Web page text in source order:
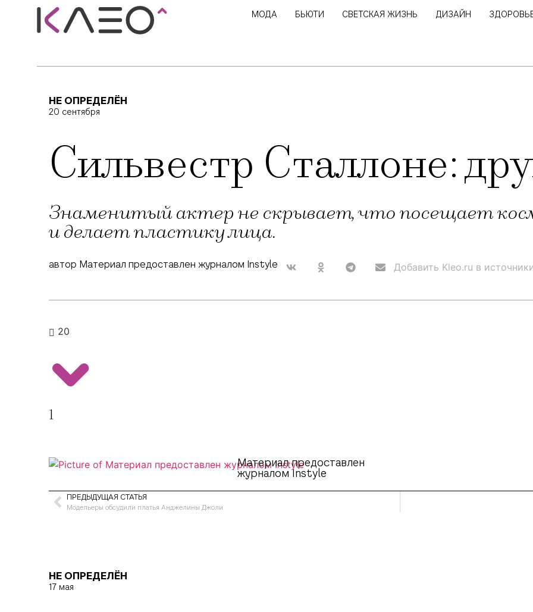
МОДА БЬЮТИ СВЕТСКАЯ ЖИЗНЬ ДИЗАЙН
НЕ ОПРЕДЕЛЁН
20 сентября
Сильвестр Сталлоне:
Знаменитый актер не скрывает, что посещает
и делает пластику лица.
автор Материал предоставлен журналом Instyle Добавить Kleo.ru в
20
1
Материал предоставлен
журналом Instyle
ПРЕДЫДУЩАЯ СТАТЬЯ
Модельеры обсудили платья Анджелины Джоли
НЕ ОПРЕДЕЛЁН
17 мая